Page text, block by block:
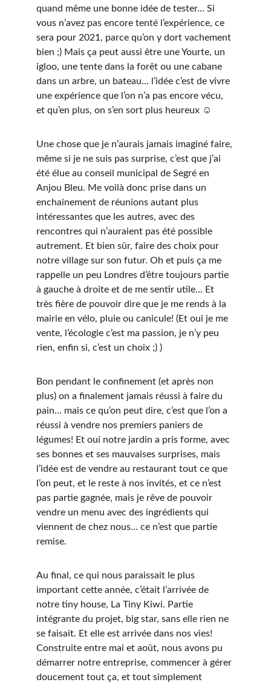
quand même une bonne idée de tester… Si
vous n’avez pas encore tenté l’expérience, ce
sera pour 2021, parce qu’on y dort vachement
bien ;) Mais ça peut aussi être une Yourte, un
igloo, une tente dans la forêt ou une cabane
dans un arbre, un bateau… l’idée c’est de vivre
une expérience que l’on n’a pas encore vécu,
et qu’en plus, on s’en sort plus heureux ☺
Une chose que je n’aurais jamais imaginé faire,
même si je ne suis pas surprise, c’est que j’ai
été élue au conseil municipal de Segré en
Anjou Bleu. Me voilà donc prise dans un
enchainement de réunions autant plus
intéressantes que les autres, avec des
rencontres qui n’auraient pas été possible
autrement. Et bien sûr, faire des choix pour
notre village sur son futur. Oh et puis ça me
rappelle un peu Londres d’être toujours partie
à gauche à droite et de me sentir utile… Et
très fière de pouvoir dire que je me rends à la
mairie en vélo, pluie ou canicule! (Et oui je me
vente, l’écologie c’est ma passion, je n’y peu
rien, enfin si, c’est un choix ;) )
Bon pendant le confinement (et après non
plus) on a finalement jamais réussi à faire du
pain… mais ce qu’on peut dire, c’est que l’on a
réussi à vendre nos premiers paniers de
légumes! Et oui notre jardin a pris forme, avec
ses bonnes et ses mauvaises surprises, mais
l’idée est de vendre au restaurant tout ce que
l’on peut, et le reste à nos invités, et ce n’est
pas partie gagnée, mais je rêve de pouvoir
vendre un menu avec des ingrédients qui
viennent de chez nous… ce n’est que partie
remise.
Au final, ce qui nous paraissait le plus
important cette année, c’était l’arrivée de
notre tiny house, La Tiny Kiwi. Partie
intégrante du projet, big star, sans elle rien ne
se faisait. Et elle est arrivée dans nos vies!
Construite entre mai et août, nous avons pu
démarrer notre entreprise, commencer à gérer
doucement tout ça, et tout simplement